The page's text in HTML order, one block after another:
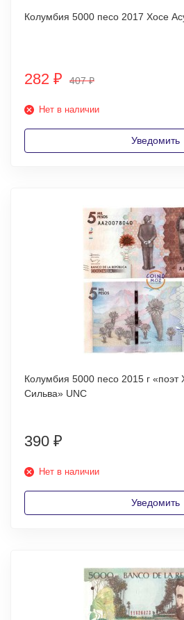
282 ₽ 407₽
Нет в наличии
Уведомить
Колумбия 5000 песо 2015 г «поэт
Сильва» UNC
390 ₽
Нет в наличии
Уведомить